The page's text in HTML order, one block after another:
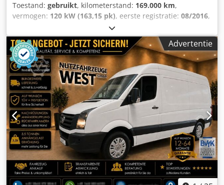
Toestand: gebruikt, kilometerstand: 169.000 km,
vermogen: 120 kW (163,15 pk), eerste registratie: 08/2016,
, totaalgewicht:
soort overbrenging:automatisch, emissieklasse:Euro 6,
aantal zitplaatsen:3, Uitrusting:ABS, airconditioning,
centrale vergrendeling, roetfilter, Online kopen. Digitaal
financieren. Door heel Duitsland laten bezorgen. ----Chat
nu via WhatsApp: Neem snel en eenvoudig contact op met
onze verkoopadviseur. Interne ID-nummer: [3537]---- Uw
voordelen bij ons: * Digitale begeleiding per telefoon of
WhatsApp * Financieringsmogelijkheden, ook zonder
aanbetaling * Inruil van uw voertuig, ongeacht leeftijd
Optioneel bij te boeken: * 12-60 maanden garantie op
gebruikte voertuigen (geldig in de hele EU) * Nieuwe
inspectie * Nieuwe TÜV- en emissiecontrole * Bezorging
door heel Duitsland---- Zomeractie: Op verzoek en tegen
een meerprijs van slechts € 999,- verhoging van het
Advertentie